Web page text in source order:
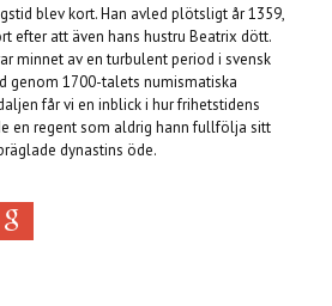
blev kort. Han avled plötsligt år 1359,
efter att även hans hustru Beatrix dött.
minnet av en turbulent period i svensk
genom 1700-talets numismatiska
får vi en inblick i hur frihetstidens
en regent som aldrig hann fullfölja sitt
dynastins öde.